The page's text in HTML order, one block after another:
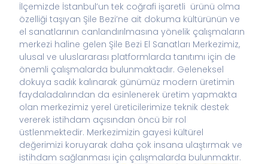
İlçemizde İstanbul’un tek coğrafi işaretli ürünü olma
özelliği taşıyan Şile Bezi’ne ait dokuma kültürünün ve
el sanatlarının canlandırılmasına yönelik çalışmaların
merkezi haline gelen Şile Bezi El Sanatları Merkezimiz,
ulusal ve uluslararası platformlarda tanıtımı için de
önemli çalışmalarda bulunmaktadır. Geleneksel
dokuya sadık kalınarak günümüz modern üretimin
faydaladalırından da esinlenerek üretim yapmakta
olan merkezimiz yerel üreticilerimize teknik destek
vererek istihdam açısından öncü bir rol
üstlenmektedir. Merkezimizin gayesi kültürel
değerimizi koruyarak daha çok insana ulaştırmak ve
istihdam sağlanması için çalışmalarda bulunmaktır.